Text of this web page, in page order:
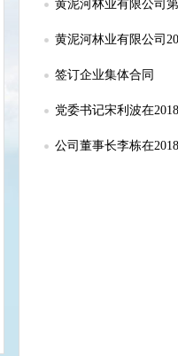
黄泥河林业有限公司
黄泥河林业有限公司
签订企业集体合同
党委书记宋利波在
公司董事长李栋在